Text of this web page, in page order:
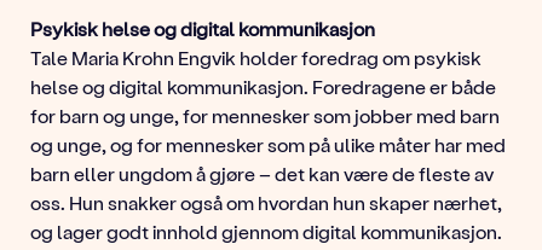
Psykisk helse og digital kommunikasjon
Tale Maria Krohn Engvik holder foredrag om psykisk
helse og digital kommunikasjon. Foredragene er både
for barn og unge, for mennesker som jobber med barn
og unge, og for mennesker som på ulike måter har med
barn eller ungdom å gjøre – det kan være de fleste av
oss. Hun snakker også om hvordan hun skaper nærhet,
og lager godt innhold gjennom digital kommunikasjon.